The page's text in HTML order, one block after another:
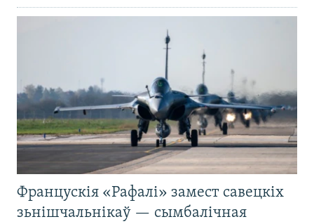
Францускія «Рафалі» замест савецкіх
зьнішчальнікаў — сымбалічная